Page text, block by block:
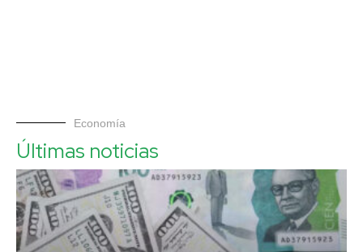
Economía
Últimas noticias